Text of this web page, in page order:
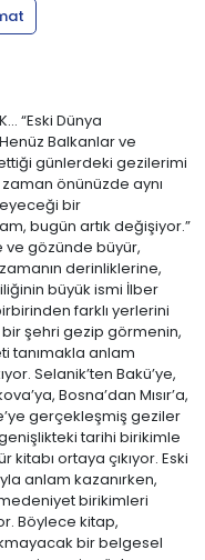
“Eski Dünya
Balkanlar ve
günlerdeki gezilerimi
önünüzde aynı
bir
bugün artık değişiyor.”
ve gözünde büyür,
derinliklerine,
büyük ismi İlber
farklı yerlerini
bir şehri gezip görmenin,
tanımakla anlam
Selanik’ten Bakü’ye,
Bosna’dan Mısır’a,
gerçekleşmiş geziler
tarihi birikimle
ortaya çıkıyor. Eski
anlam kazanırken,
birikimleri
Böylece kitap,
bir belgesel